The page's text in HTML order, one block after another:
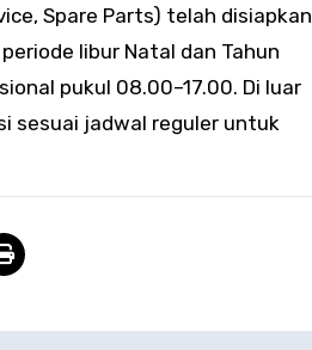
Spare Parts) telah disiapkan
libur Natal dan Tahun
pukul 08.00–17.00. Di luar
sesuai jadwal reguler untuk